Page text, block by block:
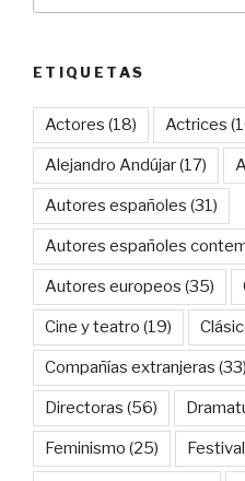
ETIQUETAS
Actores (18) Actrices
Alejandro Andújar(17)
Autores españoles (31)
Autores españoles
Autores europeos (35)
Cine y teatro (19)
Compañías extranjeras (33)
Directoras (56)
Feminismo (25)